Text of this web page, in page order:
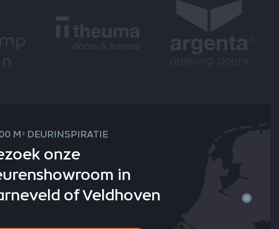
M 2 DEURINSPIRATIE
onze
in
of Veldhoven